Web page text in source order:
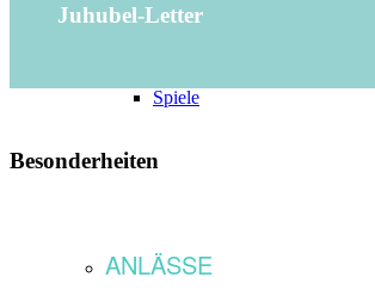
Spiele
ANLÄSSE
Juhubel-Letter
Besonderheiten